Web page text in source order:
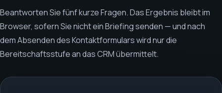
Beantworten Sie fünf kurze Fragen. Das Ergebnis bleibt im
Browser, sofern Sie nicht ein Briefing senden — und nach
dem Absenden des Kontaktformulars wird nur die
Bereitschaftsstufe an das CRM übermittelt.